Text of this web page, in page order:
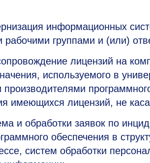
информационных
рабочими группами и (или)
лицензий на
используемого в
имеющихся лицензий, не
и обработки заявок по
обеспечения в
систем обработки